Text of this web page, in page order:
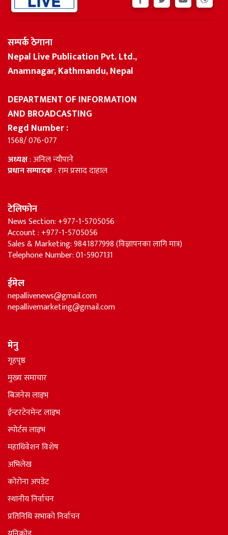
सम्पर्क ठेगाना
Nepal Live Publication Pvt. Ltd.,
Anamnagar, Kathmandu, Nepal
DEPARTMENT OF INFORMATION
AND BROADCASTING
Regd Number :
1568/ 076-077
अध्यक्ष: अनिल न्यौपाने
प्रधान सम्पादक: राम प्रसाद दाहाल
टेलिफोन
News Section: +977-1-5705056
Account : +977-1-5705056
Sales & Marketing: 9841877998 (विज्ञापनका लागि मात्र)
Telephone Number: 01-5907131
ईमेल
nepallivenews@gmail.com
nepallivemarketing@gmail.com
मेनु
गृहपृष्ठ
मुख्य समाचार
बिजनेस लाइभ
ईन्टरटेनमेन्ट लाइभ
स्पोर्टस लाइभ
महाधिवेशन विशेष
अभिलेख
कोरोना अपडेट
स्थानीय निर्वाचन
प्रतिनिधि सभाकाे निर्वाचन